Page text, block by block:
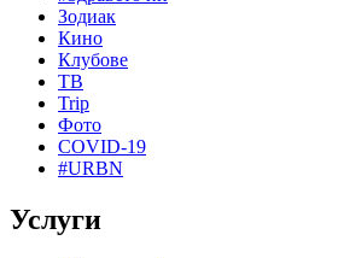
Зодиак
Кино
Клубове
ТВ
Trip
Фото
COVID-19
#URBN
Услуги